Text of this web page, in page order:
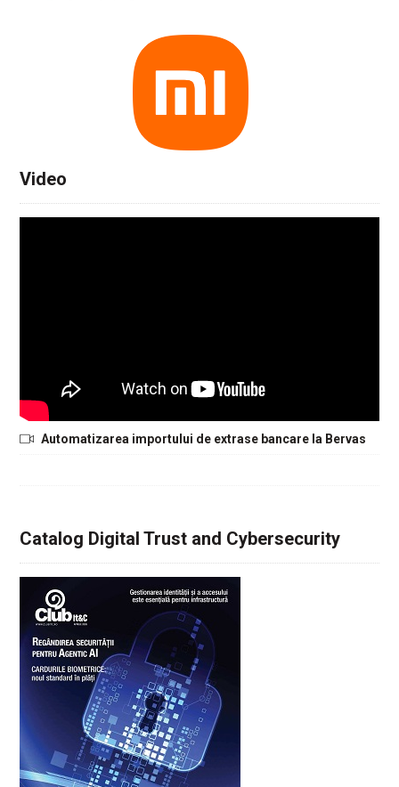
Video
Automatizarea importului de extrase bancare la Bervas
Catalog Digital Trust and Cybersecurity